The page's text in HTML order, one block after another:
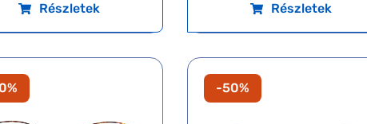
Részletek Részletek
-50%